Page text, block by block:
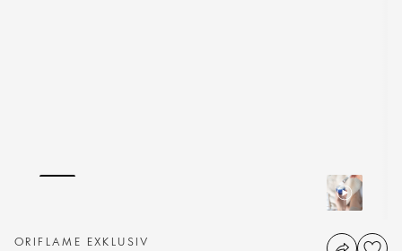
ORIFLAME EXKLUSIV